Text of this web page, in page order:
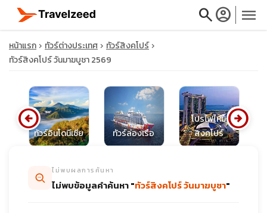
searchaccount_circle menu
close
travel_explore
calendar_month
หน้าแรก ทัวร์ต่างประเทศ
ทัวร์สิงคโปร์
ทัวร์สิงคโปร์ วันมาฆบูชา 2569
ทัวร์อินโดนีเซีย ทัวร์ล่องเรือ
โปรไฟไหม้
สิงคโปร์
arrow_circle_left arrow_circle_right
ไม่พบผลการค้นหา
ไม่พบข้อมูลคำค้นหา "ทัวร์สิงคโปร์ วันมาฆบูชา"